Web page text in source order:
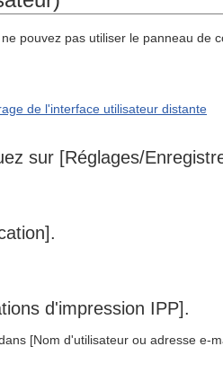
pouvez pas utiliser le panneau de
de l'interface utilisateur distante
sur [Réglages/
d'impression IPP].
[Nom d'utilisateur ou adresse e-